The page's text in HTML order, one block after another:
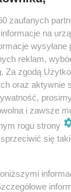
zaufanych
na
reklam,
Za zgodą
oraz aktywnie
i zawsze
rogu strony
się